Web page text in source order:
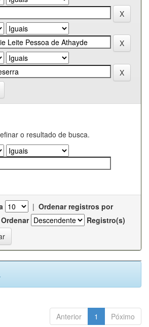
o resultado de busca.
| Ordenar registros por
Ordenar
Registro(s)
Anterior 1 Póximo